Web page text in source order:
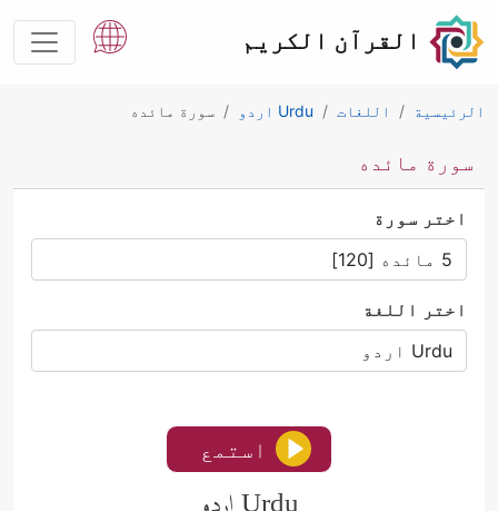
القرآن الكريم
الرئيسية اللغات Urdu اردو سورة مائده
سورة مائده
اختر سورة
اختر اللغة
استمع